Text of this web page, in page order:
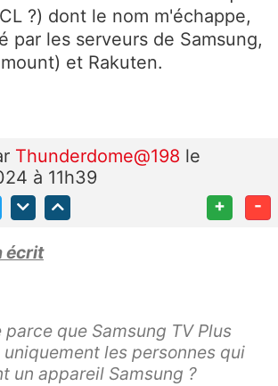
?) dont le nom m'échappe,
par les serveurs de Samsung,
et Rakuten.
Thunderdome@198 le
à 11h39
+ -
écrit
que Samsung TV Plus
les personnes qui
un appareil Samsung ?